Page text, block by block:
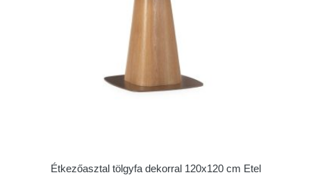
Étkezőasztal tölgyfa dekorral 120x120 cm Etel